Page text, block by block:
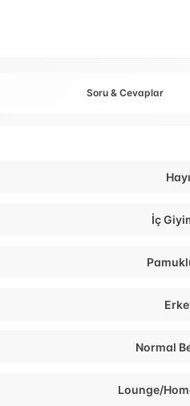
Soru & Cevaplar
İç
Normal
Lounge/